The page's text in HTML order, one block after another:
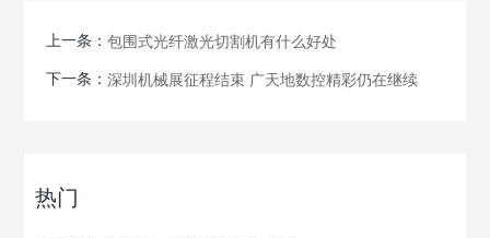
上一条：包围式光纤激光切割机有什么好处
下一条：深圳机械展征程结束 广天地数控精彩仍在继续
热门